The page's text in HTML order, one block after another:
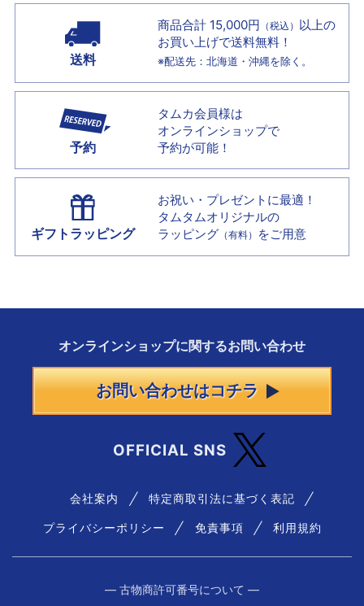
送料
商品合計 15,000円 （税込） 以上の
お買い上げで送料無料！
※配送先：北海道・沖縄を除く。
予約
タムカ会員様は
オンラインショップで
予約が可能！
ギフトラッピング
お祝い・プレゼントに最適！
タムタムオリジナルの
ラッピング （有料） をご用意
オンラインショップに関するお問い合わせ
お問い合わせはコチラ
OFFICIAL SNS
会社案内 特定商取引法に基づく表記
プライバシーポリシー 免責事項 利用規約
― 古物商許可番号について ―